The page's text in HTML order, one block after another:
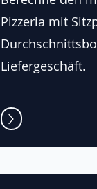
Pizzeria mit
Liefergeschäft.